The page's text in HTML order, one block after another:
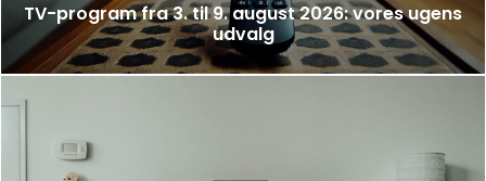
TV-program fra 3. til 9. august 2026: vores ugens
udvalg